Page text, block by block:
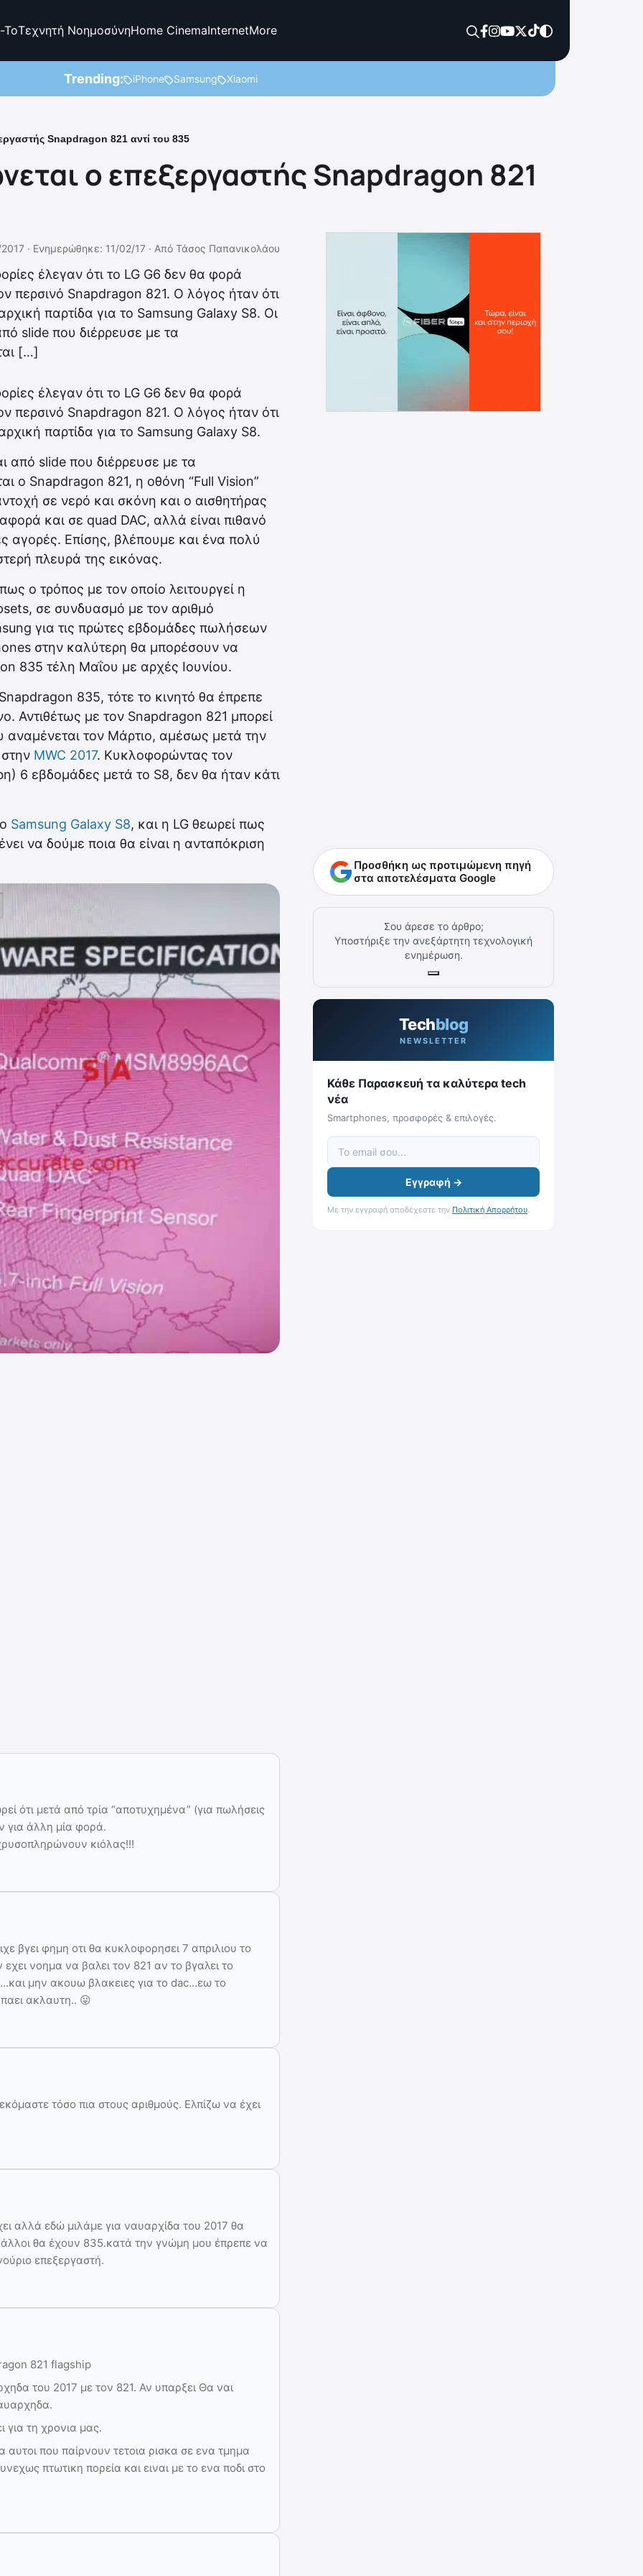
ToΤεχνητή ΝοημοσύνηHome CinemaInternetMore
Trending: iPhone Samsung Xiaomi
Snapdragon 821 αντί του 835
ο επεξεργαστής Snapdragon 821
· Ενημερώθηκε: 11/02/17 · Από Τάσος Παπανικολάου
έλεγαν ότι το LG G6 δεν θα φορά
περσινό Snapdragon 821. O λόγος ήταν ότι
παρτίδα για το Samsung Galaxy S8. Οι
slide που διέρρευσε με τα
[…]
έλεγαν ότι το LG G6 δεν θα φορά
περσινό Snapdragon 821. O λόγος ήταν ότι
παρτίδα για το Samsung Galaxy S8.
από slide που διέρρευσε με τα
ο Snapdragon 821, η οθόνη “Full Vision”
σε νερό και σκόνη και ο αισθητήρας
και σε quad DAC, αλλά είναι πιθανό
αγορές. Επίσης, βλέπουμε και ένα πολύ
πλευρά της εικόνας.
ο τρόπος με τον οποίο λειτουργεί η
σε συνδυασμό με τον αριθμό
για τις πρώτες εβδομάδες πωλήσεων
στην καλύτερη θα μπορέσουν να
835 τέλη Μαΐου με αρχές Ιουνίου.
835, τότε το κινητό θα έπρεπε
Αντιθέτως με τον Snapdragon 821 μπορεί
τον Μάρτιο, αμέσως μετά την
MWC 2017. Κυκλοφορώντας τον
6 εβδομάδες μετά το S8, δεν θα ήταν κάτι
Samsung Galaxy S8, και η LG θεωρεί πως
να δούμε ποια θα είναι η ανταπόκριση
ότι μετά από τρία “αποτυχημένα” (για πωλήσεις
για άλλη μία φορά.
κιόλας!!!
βγει φημη οτι θα κυκλοφορησει 7 απριλιου το
νοημα να βαλει τον 821 αν το βγαλει το
μην ακουω βλακειες για το dac…εω το
ακλαυτη.. 😛
τόσο πια στους αριθμούς. Ελπίζω να έχει
αλλά εδώ μιλάμε για ναυαρχίδα του 2017 θα
άλλοι θα έχουν 835.κατά την γνώμη μου έπρεπε να
επεξεργαστή.
821 flagship
του 2017 με τον 821. Αν υπαρξει Θα ναι
για τη χρονια μας.
αυτοι που παίρνουν τετοια ρισκα σε ενα τμημα
πτωτικη πορεία και ειναι με το ενα ποδι στο
Προσθήκη ως προτιμώμενη πηγή
στα αποτελέσματα Google
Σου άρεσε το άρθρο;
Υποστήριξε την ανεξάρτητη τεχνολογική
ενημέρωση.
Techblog
NEWSLETTER
Κάθε Παρασκευή τα καλύτερα tech
νέα
Smartphones, προσφορές & επιλογές.
Εγγραφή →
Με την εγγραφή αποδέχεστε την Πολιτική Απορρήτου.